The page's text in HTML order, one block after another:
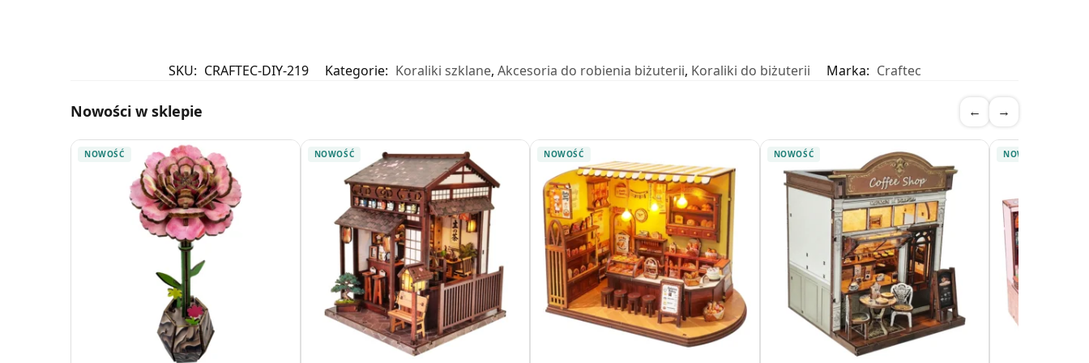
SKU: CRAFTEC-DIY-219 Kategorie: Koraliki szklane, Akcesoria do robienia biżuterii, Koraliki do biżuterii Marka: Craftec
Nowości w sklepie ← →
NOWOŚĆ NOWOŚĆ NOWOŚĆ NOWOŚĆ NOWOŚĆ